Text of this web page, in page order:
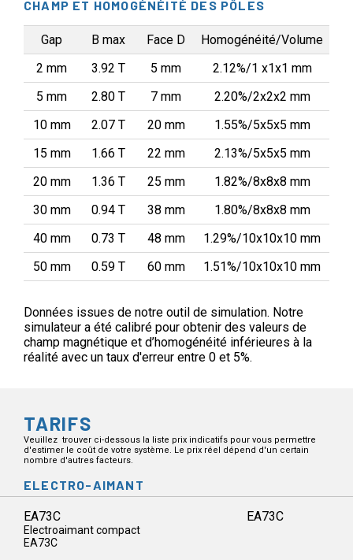
CHAMP ET HOMOGÉNÉITÉ DES PÔLES
Gap B max Face D
Homogénéité/Volume
2 mm
3.92 T 5 mm
2.12%/1 x1x1 mm
5 mm
2.80 T 7 mm
2.20%/2x2x2 mm
10 mm
2.07 T 20 mm
1.55%/5x5x5 mm
15 mm
1.66 T 22 mm
2.13%/5x5x5 mm
20 mm
1.36 T 25 mm
1.82%/8x8x8 mm
30 mm
0.94 T 38 mm
1.80%/8x8x8 mm
40 mm
0.73 T 48 mm
1.29%/10x10x10 mm
50 mm
0.59 T 60 mm 1.51%/10x10x10 mm
Données issues de notre outil de simulation. Notre
simulateur a été calibré pour obtenir des valeurs de
champ magnétique et d’homogénéité inférieures à la
réalité avec un taux d'erreur entre 0 et 5%.
TARIFS
Veuillez trouver ci-dessous la liste prix indicatifs pour vous permettre
d'estimer le coût de votre système. Le prix réel dépend d'un certain
nombre d'autres facteurs.
ELECTRO-AIMANT
EA73C
Electroaimant compact
EA73C
EA73C